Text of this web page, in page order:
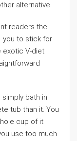
altеrnatіve.
readers the
you to stick for
exotic V-diet
bath in
tub than it. You
ϲup of it
use too much